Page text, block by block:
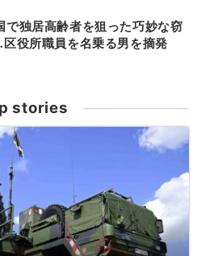
で独居高齢者を狙った巧妙な窃
役所職員を名乗る男を摘発
stories